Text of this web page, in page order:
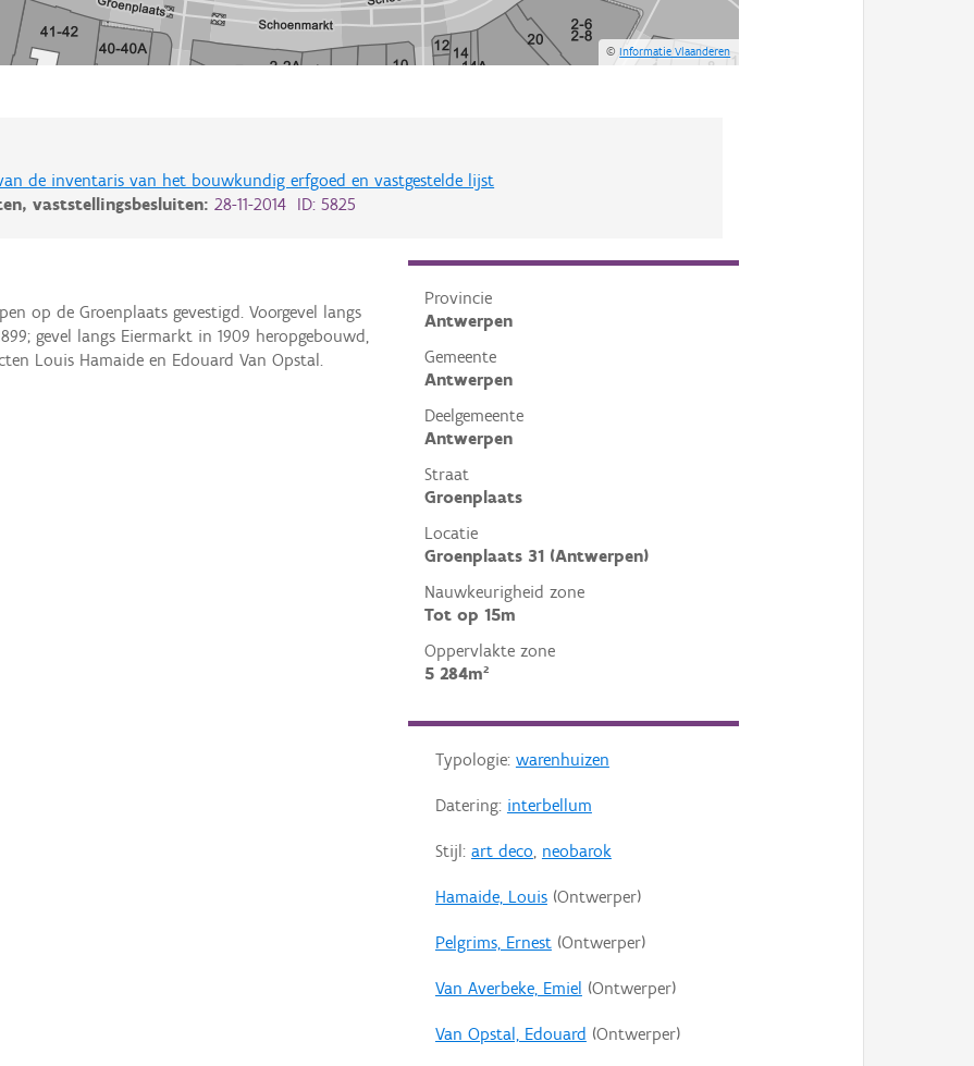
©Informatie Vlaanderen
de inventaris van het bouwkundig erfgoed en vastgestelde lijst
vaststellingsbesluiten:28-11-2014 ID: 5825
Provincie
Antwerpen
Gemeente
Antwerpen
Deelgemeente
Antwerpen
Straat
Groenplaats
Locatie
Groenplaats 31 (Antwerpen)
Nauwkeurigheid zone
Tot op 15m
Oppervlakte zone
5 284m²
Typologie: warenhuizen
Datering: interbellum
Stijl: art deco, neobarok
Hamaide, Louis(Ontwerper)
Pelgrims, Ernest(Ontwerper)
Van Averbeke, Emiel (Ontwerper)
Van Opstal, Edouard (Ontwerper)
op de Groenplaats gevestigd. Voorgevel langs
gevel langs Eiermarkt in 1909 heropgebouwd,
Louis Hamaide en Edouard Van Opstal.